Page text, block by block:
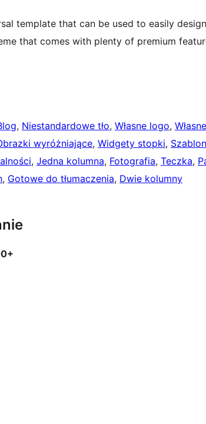
template that can be used to easily
that comes with plenty of premium
, Niestandardowe tło, Własne logo,
wyróżniające, Widgety stopki,
, Jedna kolumna, Fotografia, Teczka,
, Gotowe do tłumaczenia, Dwie kolumny